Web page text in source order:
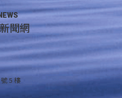
聞網
5 樓